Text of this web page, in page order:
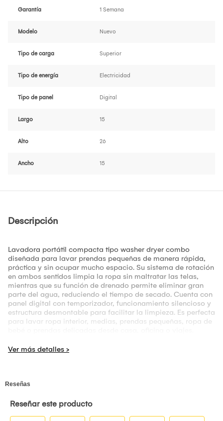
Garantía 1 Semana
Modelo Nuevo
Tipo de carga Superior
Tipo de energía Electricidad
Tipo de panel Digital
Largo 15
Alto 26
Ancho 15
Descripción
Lavadora portátil compacta tipo washer dryer combo
diseñada para lavar prendas pequeñas de manera rápida,
práctica y sin ocupar mucho espacio. Su sistema de rotación
en ambos sentidos limpia la ropa sin maltratar las telas,
mientras que su función de drenado permite eliminar gran
parte del agua, reduciendo el tiempo de secado. Cuenta con
panel digital con temporizador, funcionamiento silencioso y
estructura desmontable para facilitar la limpieza. Es perfecta
para lavar ropa interior, medias, prendas pequeñas, ropa de
lavadora grande * Ahorra agua y electricidad * No maltrata
Funcionamiento silencioso * Fácil de limpiar * Permite lavar
secado de la ropa Características * Lavadora portátil